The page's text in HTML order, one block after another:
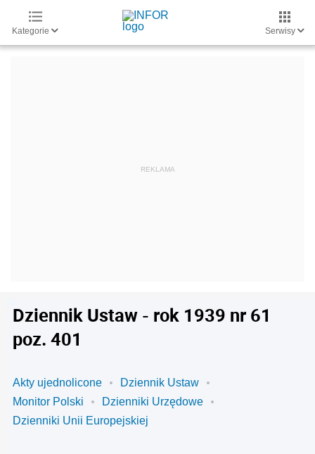
Kategorie Serwisy
Dziennik Ustaw - rok 1939 nr 61
poz. 401
Akty ujednolicone
Dziennik Ustaw
Monitor Polski
Dzienniki Urzędowe
Dzienniki Unii Europejskiej